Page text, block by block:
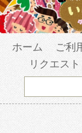
ホーム ご利
リクエスト